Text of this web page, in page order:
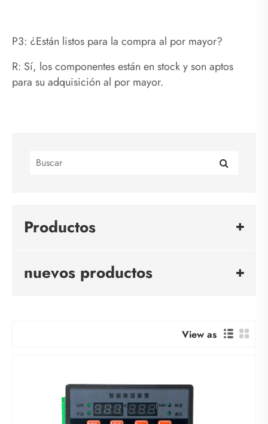
P3: ¿Están listos para la compra al por mayor?
R: Sí, los componentes están en stock y son aptos
para su adquisición al por mayor.
Productos
nuevos productos
View as